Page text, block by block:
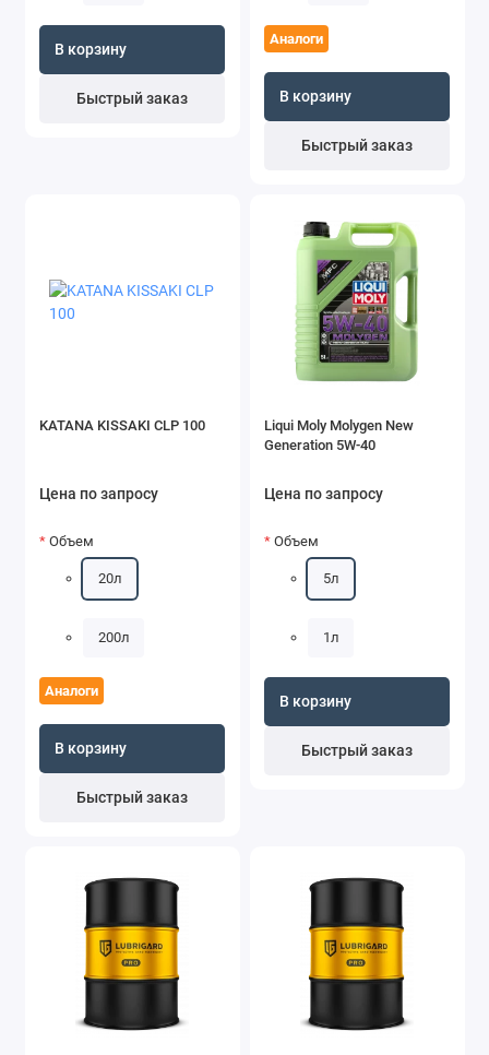
В корзину
Быстрый заказ
Аналоги
В корзину
Быстрый заказ
KATANA KISSAKI CLP 100
Цена по запросу
Аналоги
Объем
20л
200л
В корзину
Быстрый заказ
Liqui Moly Molygen New
Generation 5W-40
Цена по запросу
Объем
5л
1л
В корзину
Быстрый заказ